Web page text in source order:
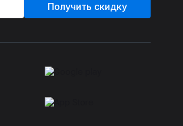
Получить скидку